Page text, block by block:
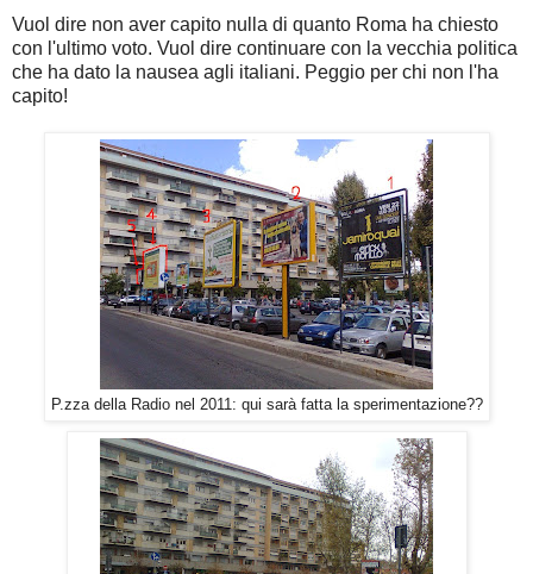
Vuol dire non aver capito nulla di quanto Roma ha chiesto
con l'ultimo voto. Vuol dire continuare con la vecchia politica
che ha dato la nausea agli italiani. Peggio per chi non l'ha
capito!
P.zza della Radio nel 2011: qui sarà fatta la sperimentazione??